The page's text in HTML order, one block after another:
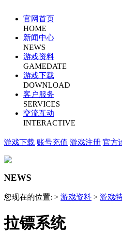
官网首页
HOME
新闻中心
NEWS
游戏资料
GAMEDATE
游戏下载
DOWNLOAD
客户服务
SERVICES
交流互动
INTERACTIVE
游戏下载 账号充值 游戏注册 官方
NEWS
您现在的位置: > 游戏资料 > 游戏
拉镖系统